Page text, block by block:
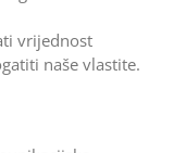
vrijednost
naše vlastite.